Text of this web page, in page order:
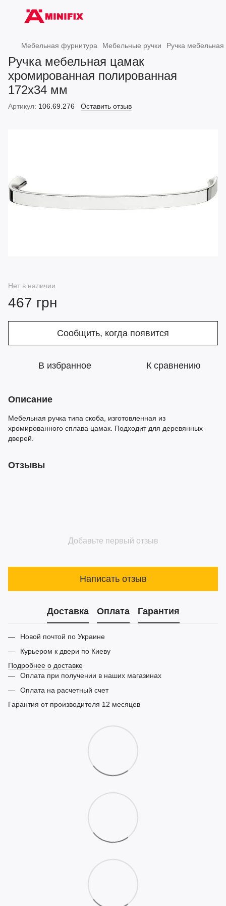
Мебельная фурнитура Мебельные ручки Ручка
Ручка мебельная цамак
хромированная полированная
172x34 мм
Артикул: 106.69.276 Оставить отзыв
Нет в наличии
467 грн
Сообщить, когда появится
В избранное К сравнению
Описание
Мебельная ручка типа скоба, изготовленная из
хромированного сплава цамак. Подходит для деревянных
дверей.
Отзывы
Добавьте первый отзыв
Написать отзыв
Доставка Оплата Гарантия
Новой почтой по Украине
Курьером к двери по Киеву
Подробнее о доставке
Оплата при получении в наших магазинах
Оплата на расчетный счет
Гарантия от производителя 12 месяцев